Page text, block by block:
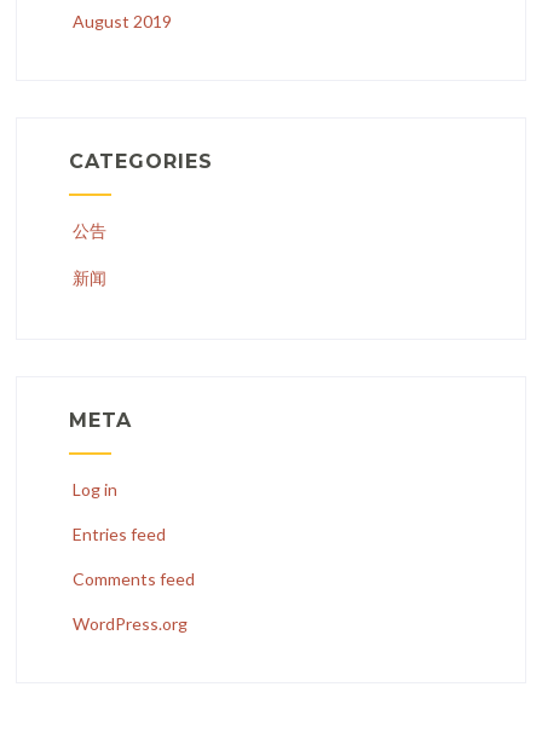
August 2019
CATEGORIES
公告
新闻
META
Log in
Entries feed
Comments feed
WordPress.org